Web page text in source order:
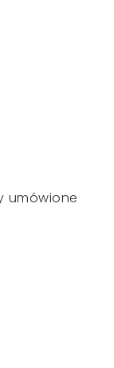
umówione